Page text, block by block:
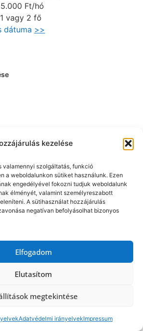
kezelése
valamennyi szolgáltatás, funkció
a weboldalunkon sütiket használunk. Ezen
engedélyével fokozni tudjuk weboldalunk
élményét, valamint személyreszabott
A sütihasználat hozzájárulás
negatívan befolyásolhat bizonyos
Elfogadom
Elutasítom
megtekintése
Adatvédelmi irányelvekImpressum
Ft/hó
vagy 2 fő
dátuma >>
– 7. kerület
Ft/hó